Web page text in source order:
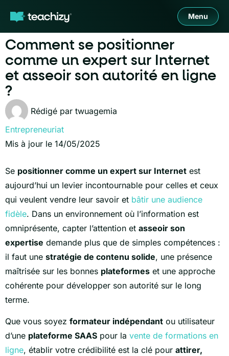
Menu
Comment se positionner
comme un expert sur Internet
et asseoir son autorité en ligne
?
Rédigé par twuagemia
Entrepreneuriat
Mis à jour le 14/05/2025
Se positionner comme un expert sur Internet est
aujourd’hui un levier incontournable pour celles et ceux
qui veulent vendre leur savoir et bâtir une audience
fidèle. Dans un environnement où l’information est
omniprésente, capter l’attention et asseoir son
expertise demande plus que de simples compétences :
il faut une stratégie de contenu solide, une présence
maîtrisée sur les bonnes plateformes et une approche
cohérente pour développer son autorité sur le long
terme.
Que vous soyez formateur indépendant ou utilisateur
d’une plateforme SAAS pour la vente de formations en
ligne, établir votre crédibilité est la clé pour attirer,